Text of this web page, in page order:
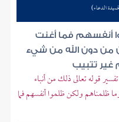
الدعاء)
أنفسهم فما أغنت
من دون الله من شيء
غير تتبيب
قوله تعالى ذلك من أنباء
ظلمناهم ولكن ظلموا أنفسهم فما